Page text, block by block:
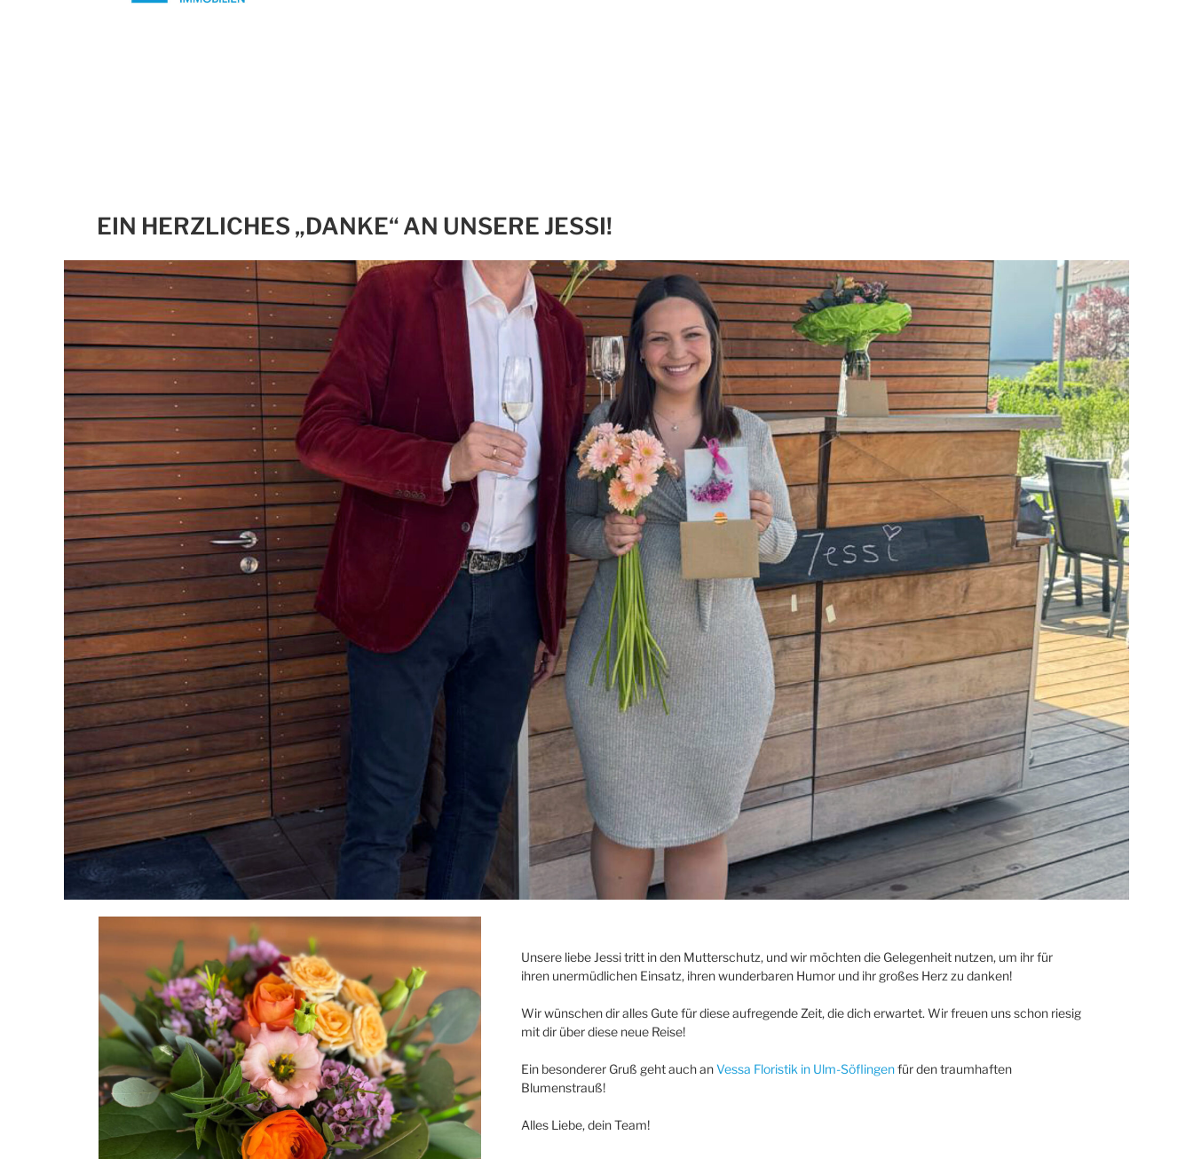
EIN HERZLICHES „DANKE“ AN UNSERE JESSI!
Unsere liebe Jessi tritt in den Mutterschutz, und wir möchten die Gelegenheit nutzen, um ihr für
ihren unermüdlichen Einsatz, ihren wunderbaren Humor und ihr großes Herz zu danken!
Wir wünschen dir alles Gute für diese aufregende Zeit, die dich erwartet. Wir freuen uns schon riesig
mit dir über diese neue Reise!
Ein besonderer Gruß geht auch anVessa Floristik in Ulm-Söflingenfür den traumhaften
Blumenstrauß!
Alles Liebe, dein Team!